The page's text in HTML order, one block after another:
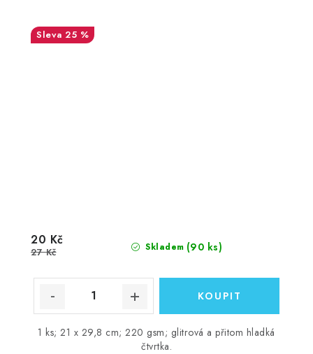
25 %
Skladem (90 ks)
20 Kč
27 Kč
1 ks; 21 x 29,8 cm; 220 gsm; glitrová a přitom hladká
čtvrtka.